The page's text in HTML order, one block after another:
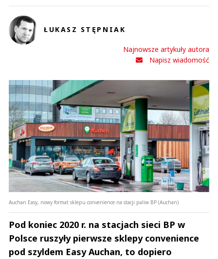
ŁUKASZ STĘPNIAK
Najnowsze artykuły autora
Napisz wiadomość
Auchan Easy, nowy format sklepu convenience na stacji paliw BP (Auchan)
Pod koniec 2020 r. na stacjach sieci BP w
Polsce ruszyły pierwsze sklepy convenience
pod szyldem Easy Auchan, to dopiero